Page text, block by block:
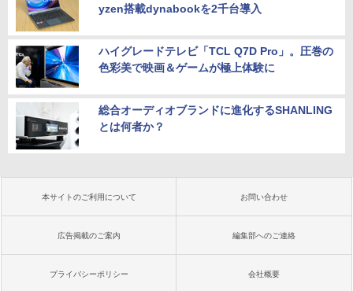
yzen搭載dynabookを2千台導入
ハイグレードテレビ「TCL Q7D Pro」。圧巻の
色彩美で映画＆ゲームが極上体験に
総合オーディオブランドに進化するSHANLING
とは何者か？
本サイトのご利用について お問い合わせ
広告掲載のご案内 編集部へのご連絡
プライバシーポリシー 会社概要